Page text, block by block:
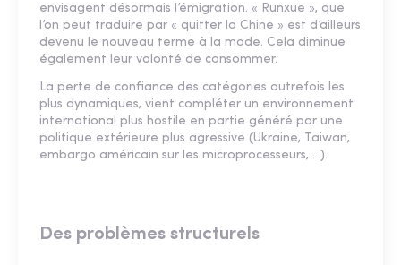
envisagent désormais l’émigration. « Runxue », que
l’on peut traduire par « quitter la Chine » est d’ailleurs
devenu le nouveau terme à la mode. Cela diminue
également leur volonté de consommer.
La perte de confiance des catégories autrefois les
plus dynamiques, vient compléter un environnement
international plus hostile en partie généré par une
politique extérieure plus agressive (Ukraine, Taiwan,
embargo américain sur les microprocesseurs, …).
Des problèmes structurels